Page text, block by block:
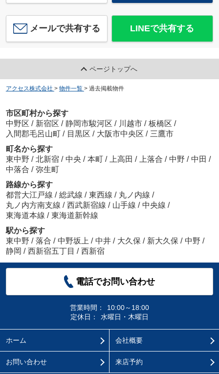
メールで共有する LINEで共有する
ページトップへ
アクセス株式会社 > 物件一覧 > 過去掲載物件
市区町村から探す
中野区 / 新宿区 / 静岡市駿河区 / 川越市 / 板橋区 /
入間郡毛呂山町 / 目黒区 / 大阪市中央区 / 三鷹市
町名から探す
東中野 / 北新宿 / 中央 / 本町 / 上高田 / 上落合 / 中野 / 中田 /
中落合 / 弥生町
路線から探す
都営大江戸線 / 総武線 / 東西線 / 丸ノ内線 /
丸ノ内方南支線 / 西武新宿線 / 山手線 / 中央線 /
東海道本線 / 東海道新幹線
駅から探す
東中野 / 落合 / 中野坂上 / 中井 / 大久保 / 新大久保 / 中野 /
静岡 / 西新宿五丁目 / 西新宿
電話でお問い合わせ
営業時間：
10:00～18:00
定休日：
水曜日・木曜日
ホーム 会社概要
お問い合わせ 来店予約